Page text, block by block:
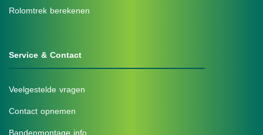
Rolomtrek berekenen
Service & Contact
Veelgestelde vragen
Contact opnemen
Bandenmontage info